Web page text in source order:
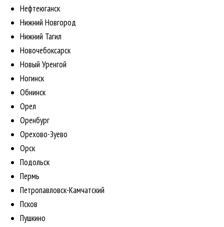
Нефтеюганск
Нижний Новгород
Нижний Тагил
Новочебоксарск
Новый Уренгой
Ногинск
Обнинск
Орел
Оренбург
Орехово-Зуево
Орск
Подольск
Пермь
Петропавловск-Камчатский
Псков
Пушкино